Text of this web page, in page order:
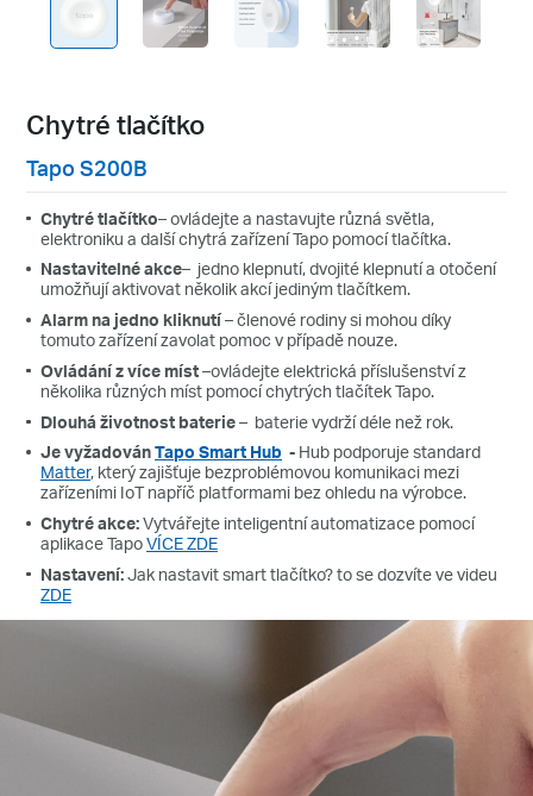
Chytré tlačítko
Tapo S200B
Chytré tlačítko– ovládejte a nastavujte různá světla,
elektroniku a další chytrá zařízení Tapo pomocí tlačítka.
Nastavitelné akce– jedno klepnutí, dvojité klepnutí a otočení
umožňují aktivovat několik akcí jediným tlačítkem.
Alarm na jedno kliknutí– členové rodiny si mohou díky
tomuto zařízení zavolat pomoc v případě nouze.
Ovládání z více míst–ovládejte elektrická příslušenství z
několika různých míst pomocí chytrých tlačítek Tapo.
Dlouhá životnost baterie– baterie vydrží déle než rok.
Je vyžadovánTapo Smart Hub - Hub podporuje standard
Matter, který zajišťuje bezproblémovou komunikaci mezi
zařízeními IoT napříč platformami bez ohledu na výrobce.
Chytré akce:Vytvářejte inteligentní automatizace pomocí
aplikace TapoVÍCE ZDE
Nastavení:Jak nastavit smart tlačítko? to se dozvíte ve videu
ZDE